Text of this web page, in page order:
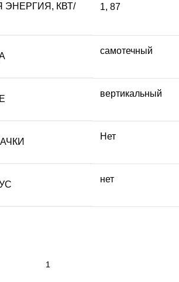
КВТ/
1, 87
самотечный
вертикальный
Нет
нет